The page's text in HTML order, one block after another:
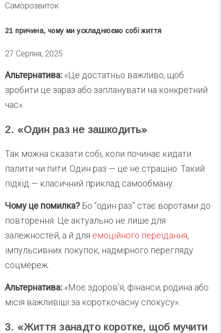
Саморозвиток
21 причина, чому ми ускладнюємо собі життя
27 Серпня, 2025
Альтернатива: «Це достатньо важливо, щоб
зробити це зараз або запланувати на конкретний
час».
2. «Один раз не зашкодить»
Так можна сказати собі, коли починає кидати
палити чи пити. Один раз — це не страшно. Такий
підхід — класичний приклад самообману.
Чому це помилка? Бо “один раз” стає воротами до
повторення. Це актуально не лише для
залежностей, а й для емоційного переїдання,
імпульсивних покупок, надмірного перегляду
соцмереж.
Альтернатива: «Моє здоров’я, фінанси, родина або
місія важливіші за короткочасну спокусу».
3. «Життя занадто коротке, щоб мучити